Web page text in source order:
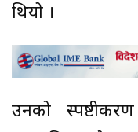
थियो ।
उनको